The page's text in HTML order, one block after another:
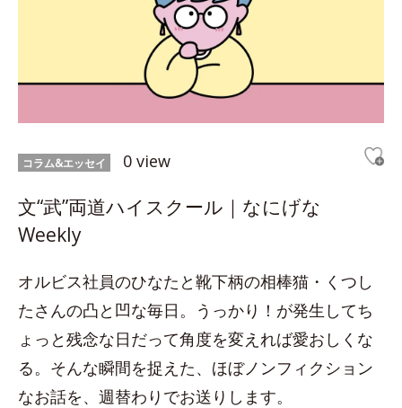
コラム&エッセイ 0 view
文“武”両道ハイスクール｜なにげな
Weekly
オルビス社員のひなたと靴下柄の相棒猫・くつし
たさんの凸と凹な毎日。うっかり！が発生してち
ょっと残念な日だって角度を変えれば愛おしくな
る。そんな瞬間を捉えた、ほぼノンフィクション
なお話を、週替わりでお送りします。